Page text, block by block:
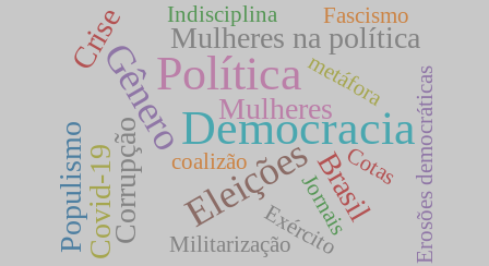
Democracia
Política
Eleições
GêneroMulheres na política
Mulheres
Crise
Corrupção Brasil
Covid-19
Populismo
metáfora
Fascismo
coalizão Cotas Erosões democráticas
Indisciplina
Jornais
Exército
Militarização